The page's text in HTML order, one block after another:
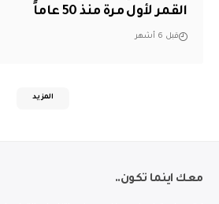
القمر لأول مرة منذ 50 عاماً
قبل 6 أشهر
المزيد
معك اينما تكون..